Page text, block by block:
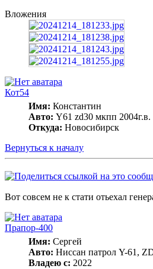
Вложения
Кот54
Имя: Константин
Авто: Y61 zd30 мкпп 2004г.в.
Откуда: Новосибирск
Вернуться к началу
Вот совсем не к стати отьехал
Прапор-400
Имя: Сергей
Авто: Ниссан патрол Y-61,
Владею с: 2022